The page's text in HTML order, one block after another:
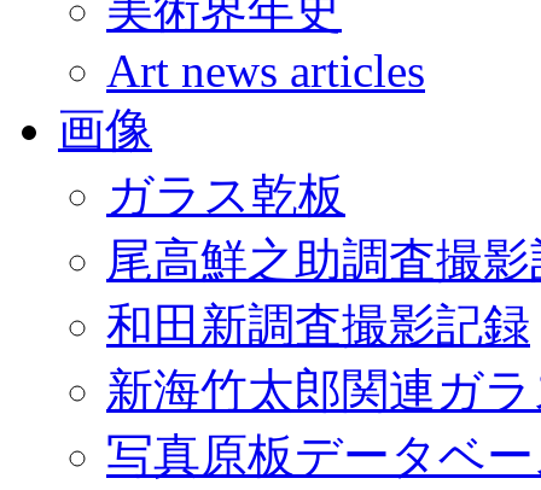
Art news articles
画像
ガラス乾板
尾高鮮之助調査撮
和田新調査撮影記録
新海竹太郎関連ガ
写真原板データベ